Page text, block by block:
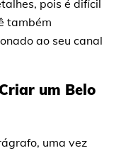
pois é difícil
também
ao seu canal
um Belo
uma vez